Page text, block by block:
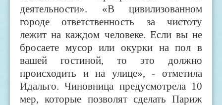
деятельности». «В цивилизованном
городе ответственность за чистоту
лежит на каждом человеке. Если вы не
бросаете мусор или окурки на пол в
вашей гостиной, то это должно
происходить и на улице», - отметила
Идальго. Чиновница предусмотрела 10
мер, которые позволят сделать Париж